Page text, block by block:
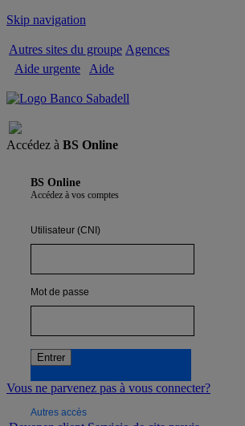
Skip navigation
Autres sites du groupe Agences
Aide urgente
Aide
Accédez à BS Online
BS Online
Accédez à vos comptes
Utilisateur (CNI)
Mot de passe
Vous ne parvenez pas à vous connecter?
Autres accès